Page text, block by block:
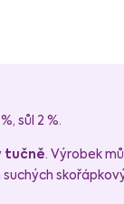
sůl 2 %.
tučně. Výrobek